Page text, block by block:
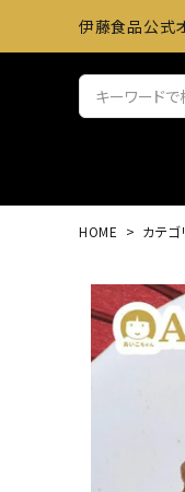
伊藤食品公式
アウトレット
HOME カテ